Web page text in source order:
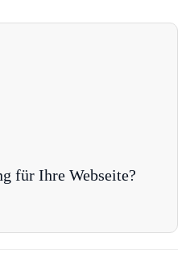
für Ihre Webseite?